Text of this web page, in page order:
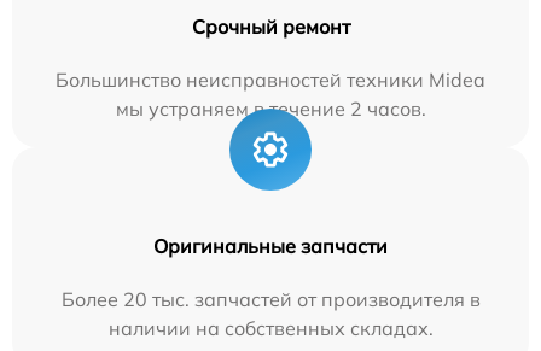
Срочный ремонт
Большинство неисправностей техники Midea
мы устраняем в течение 2 часов.
Оригинальные запчасти
Более 20 тыс. запчастей от производителя в
наличии на собственных складах.